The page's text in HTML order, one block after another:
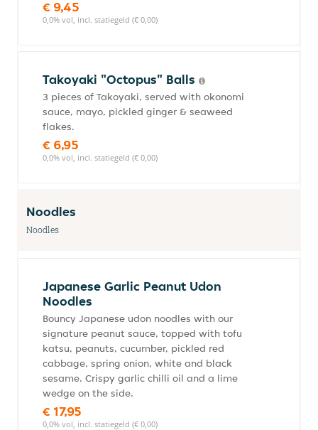
€ 9,45
0,0% vol, incl. statiegeld (€ 0,00)
Takoyaki "Octopus" Balls
3 pieces of Takoyaki, served with okonomi
sauce, mayo, pickled ginger & seaweed
flakes.
€ 6,95
0,0% vol, incl. statiegeld (€ 0,00)
Noodles
Noodles
Japanese Garlic Peanut Udon
Noodles
Bouncy Japanese udon noodles with our
signature peanut sauce, topped with tofu
katsu, peanuts, cucumber, pickled red
cabbage, spring onion, white and black
sesame. Crispy garlic chilli oil and a lime
wedge on the side.
€ 17,95
0,0% vol, incl. statiegeld (€ 0,00)